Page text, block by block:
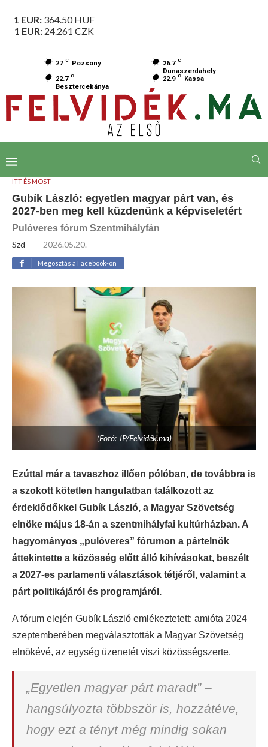
1 EUR: 364.50HUF
1 EUR: 24.261 CZK
27 C Pozsony 26.7 C
Dunaszerdahely
22.7 C
Besztercebánya
22.9 C Kassa
ITT ÉS MOST
Gubík László: egyetlen magyar párt van, és
2027-ben meg kell küzdenünk a képviseletért
Pulóveres fórum Szentmihályfán
Szd
2026.05.20.
Megosztás a Facebook-on
(Fotó: JP/Felvidék.ma)
Ezúttal már a tavaszhoz illően pólóban, de továbbra is
a szokott kötetlen hangulatban találkozott az
érdeklődőkkel Gubík László, a Magyar Szövetség
elnöke május 18-án a szentmihályfai kultúrházban. A
hagyományos „pulóveres” fórumon a pártelnök
áttekintette a közösség előtt álló kihívásokat, beszélt
a 2027-es parlamenti választások tétjéről, valamint a
párt politikájáról és programjáról.
A fórum elején Gubík László emlékeztetett: amióta 2024
szeptemberében megválasztották a Magyar Szövetség
elnökévé, az egység üzenetét viszi közösségszerte.
„Egyetlen magyar párt maradt” –
hangsúlyozta többször is, hozzátéve,
hogy ezt a tényt még mindig sokan